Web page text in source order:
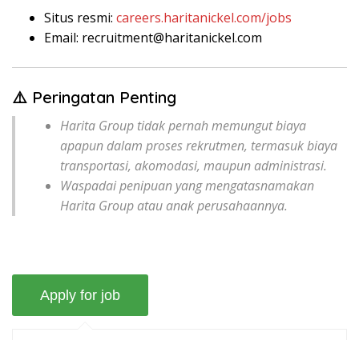
Situs resmi: careers.haritanickel.com/jobs
Email: recruitment@haritanickel.com
⚠️ Peringatan Penting
Harita Group tidak pernah memungut biaya
apapun dalam proses rekrutmen, termasuk biaya
transportasi, akomodasi, maupun administrasi.
Waspadai penipuan yang mengatasnamakan
Harita Group atau anak perusahaannya.